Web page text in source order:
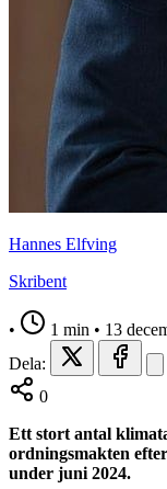
Hannes Elfving
Skribent
• 1 min • 13
Dela:
0
Ett stort antal
ordningsmakten
under juni 2024.